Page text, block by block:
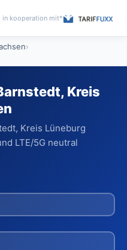
in kooperation mit*
›
Kreis
Kreis Lüneburg
LTE/5G neutral